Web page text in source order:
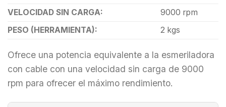
VELOCIDAD SIN CARGA:
9000 rpm
PESO (HERRAMIENTA):
2 kgs
Ofrece una potencia equivalente a la esmeriladora
con cable con una velocidad sin carga de 9000
rpm para ofrecer el máximo rendimiento.